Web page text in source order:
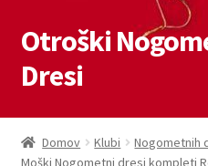
Skip
to
navigation
Skip
to
content
Otroški
Dresi
Domov
Domov Klubi Nogometnih
Moški Nogometni dresi kompleti